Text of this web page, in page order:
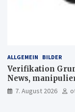
ALLGEMEIN BILDER
Verifikation
News,
7. August 2026